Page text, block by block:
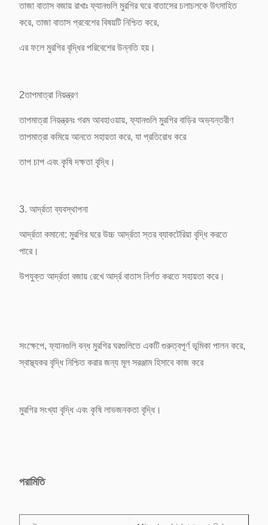
তাজা বাতাস বজায় রাখাঃ ফ্যানগুলি মুরগির ঘরে বাতাসের চলাচলকে উৎসাহিত
করে, তাজা বাতাস প্রবেশের বিষয়টি নিশ্চিত করে,
এর ফলে মুরগির বৃদ্ধির পরিবেশের উন্নতি হয়।
2তাপমাত্রা নিয়ন্ত্রণ
তাপমাত্রা নিয়ন্ত্রনঃ গরম আবহাওয়ায়, ফ্যানগুলি মুরগির বাড়ির অভ্যন্তরীণ
তাপমাত্রা কমিয়ে আনতে সহায়তা করে, যা প্রতিরোধ করে
তাপ চাপ এবং কৃষি দক্ষতা বৃদ্ধি।
3. আর্দ্রতা ব্যবস্থাপনা
আর্দ্রতা কমানো: মুরগির ঘরে উচ্চ আর্দ্রতা স্তর ব্যাকটেরিয়া বৃদ্ধি করতে
পারে।
উপযুক্ত আর্দ্রতা বজায় রেখে আর্দ্র বাতাস নির্গত করতে সহায়তা করে।
সংক্ষেপে, ফ্যানগুলি বন্ধ মুরগির ঘরগুলিতে একটি গুরুত্বপূর্ণ ভূমিকা পালন করে,
স্বাস্থ্যকর বৃদ্ধি নিশ্চিত করার জন্য মূল সরঞ্জাম হিসাবে কাজ করে
মুরগির সংখ্যা বৃদ্ধি এবং কৃষি লাভজনকতা বৃদ্ধি।
পরামিতি